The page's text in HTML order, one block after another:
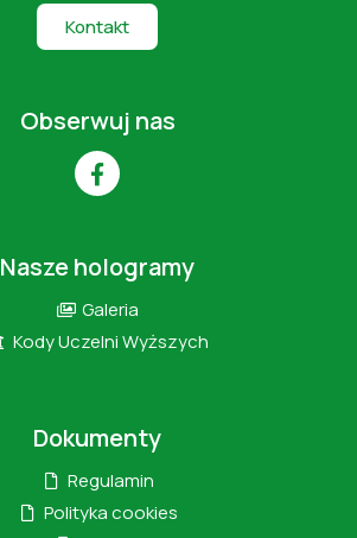
Kontakt
Obserwuj nas
Nasze hologramy
Galeria
Kody Uczelni Wyższych
Dokumenty
Regulamin
Polityka cookies